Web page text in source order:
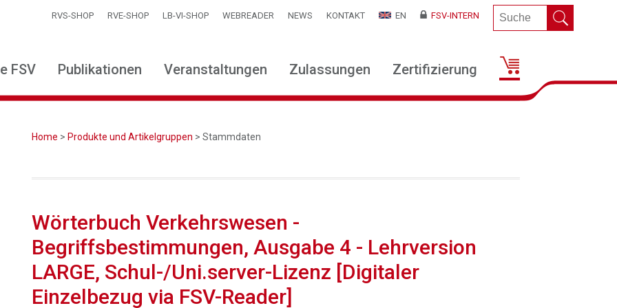
RVS-SHOP RVE-SHOP LB-VI-SHOP WEBREADER NEWS KONTAKT EN FSV-INTERN
FSV Publikationen Veranstaltungen Zulassungen Zertifizierung
Home > Produkte und Artikelgruppen > Stammdaten
Wörterbuch Verkehrswesen -
Begriffsbestimmungen, Ausgabe 4 - Lehrversion
LARGE, Schul-/Uni.server-Lizenz [Digitaler
Einzelbezug via FSV-Reader]